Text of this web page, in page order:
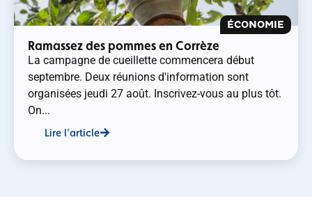
ÉCONOMIE
Ramassez des pommes en Corrèze
La campagne de cueillette commencera début
septembre. Deux réunions d'information sont
organisées jeudi 27 août. Inscrivez-vous au plus tôt.
On...
Lire l'article